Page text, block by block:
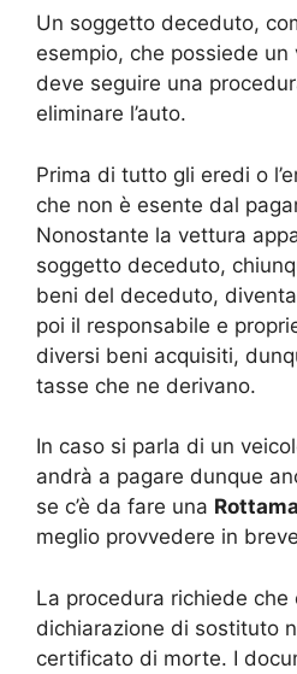
Un soggetto deceduto,
esempio, che possiede
deve seguire una
eliminare l’auto.
Prima di tutto gli eredi o
che non è esente dal
Nonostante la vettura
soggetto deceduto,
beni del deceduto,
poi il responsabile e
diversi beni acquisiti,
tasse che ne derivano.
In caso si parla di un
andrà a pagare dunque
se c’è da fare una
meglio provvedere in
La procedura richiede che
dichiarazione di sostituto
certificato di morte. I